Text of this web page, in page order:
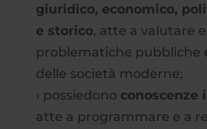
giuridico, economico,
e storico, atte a valutare
problematiche pubbliche
delle società moderne;
› possiedono conoscenze
atte a programmare e a